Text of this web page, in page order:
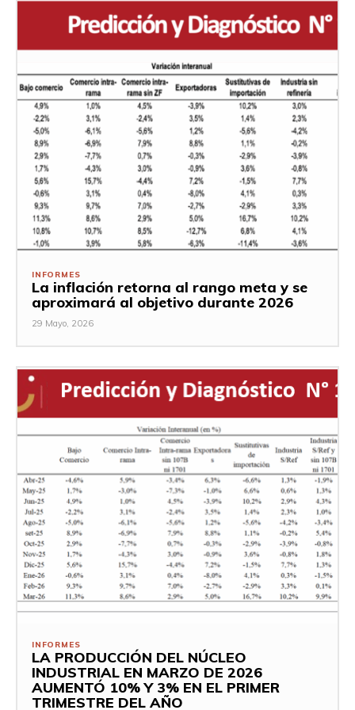
INFORMES
La inflación retorna al rango meta y se
aproximará al objetivo durante 2026
29 Mayo, 2026
INFORMES
LA PRODUCCIÓN DEL NÚCLEO
INDUSTRIAL EN MARZO DE 2026
AUMENTÓ 10% Y 3% EN EL PRIMER
TRIMESTRE DEL AÑO